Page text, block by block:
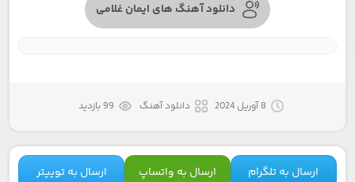
دانلود آهنگ های ایمان غلامی
8 آوریل 2024 دانلود آهنگ 99 بازدید
ارسال به تلگرام ارسال به واتساپ ارسال به توییتر